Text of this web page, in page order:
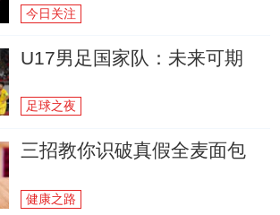
今日关注
U17男足国家队：未来可期
足球之夜
三招教你识破真假全麦面包
健康之路